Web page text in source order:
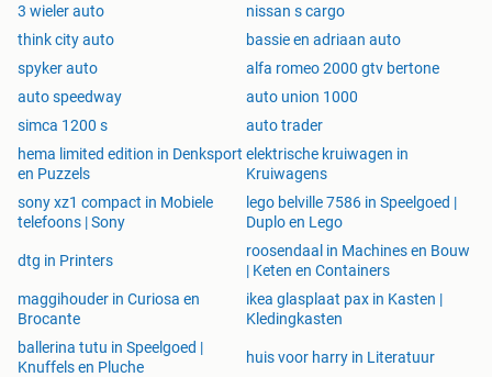
3 wieler auto
nissan s cargo
think city auto
bassie en adriaan auto
spyker auto
alfa romeo 2000 gtv bertone
auto speedway
auto union 1000
simca 1200 s
auto trader
hema limited edition in Denksport
en Puzzels
elektrische kruiwagen in
Kruiwagens
sony xz1 compact in Mobiele
telefoons | Sony
lego belville 7586 in Speelgoed |
Duplo en Lego
dtg in Printers
roosendaal in Machines en Bouw
| Keten en Containers
maggihouder in Curiosa en
Brocante
ikea glasplaat pax in Kasten |
Kledingkasten
ballerina tutu in Speelgoed |
Knuffels en Pluche
huis voor harry in Literatuur